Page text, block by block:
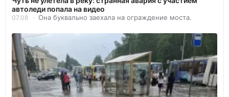
автоледи попала на видео
07.08 Она буквально заехала на ограждение моста.